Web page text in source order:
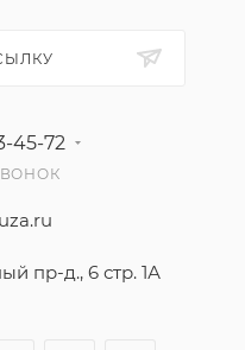
45-72
пр-д., 6 стр. 1А